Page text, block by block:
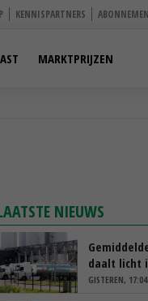
KENNISPARTNERS
MARKTPRIJZEN
NIEUWS
daalt licht
GISTEREN, 17:04